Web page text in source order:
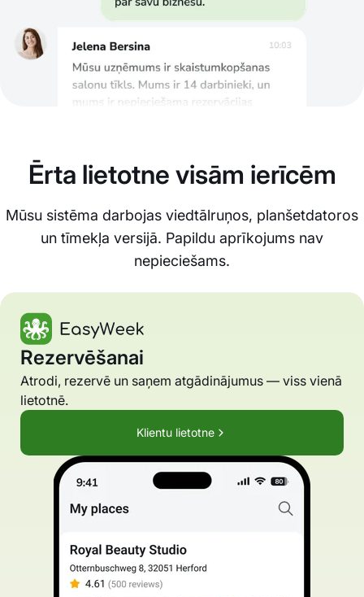
Ērta lietotne visām ierīcēm
Mūsu sistēma darbojas viedtālruņos, planšetdatoros
un tīmekļa versijā. Papildu aprīkojums nav
nepieciešams.
Rezervēšanai
Atrodi, rezervē un saņem atgādinājumus — viss vienā
lietotnē.
Klientu lietotne